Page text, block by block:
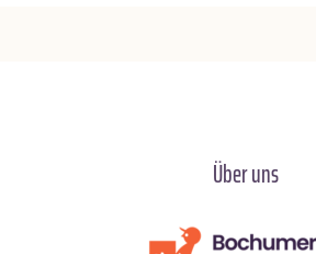
Über uns